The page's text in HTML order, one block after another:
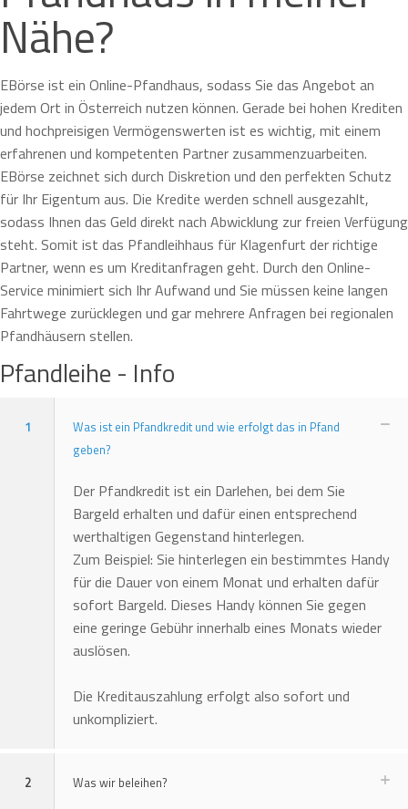
Nähe?
EBörse ist ein Online-Pfandhaus, sodass Sie das Angebot an
jedem Ort in Österreich nutzen können. Gerade bei hohen Krediten
und hochpreisigen Vermögenswerten ist es wichtig, mit einem
erfahrenen und kompetenten Partner zusammenzuarbeiten.
EBörse zeichnet sich durch Diskretion und den perfekten Schutz
für Ihr Eigentum aus. Die Kredite werden schnell ausgezahlt,
sodass Ihnen das Geld direkt nach Abwicklung zur freien Verfügung
steht. Somit ist das Pfandleihhaus für Klagenfurt der richtige
Partner, wenn es um Kreditanfragen geht. Durch den Online-
Service minimiert sich Ihr Aufwand und Sie müssen keine langen
Fahrtwege zurücklegen und gar mehrere Anfragen bei regionalen
Pfandhäusern stellen.
Pfandleihe - Info
1
Was ist ein Pfandkredit und wie erfolgt das in Pfand
geben?
Der Pfandkredit ist ein Darlehen, bei dem Sie
Bargeld erhalten und dafür einen entsprechend
werthaltigen Gegenstand hinterlegen.
Zum Beispiel: Sie hinterlegen ein bestimmtes Handy
für die Dauer von einem Monat und erhalten dafür
sofort Bargeld. Dieses Handy können Sie gegen
eine geringe Gebühr innerhalb eines Monats wieder
auslösen.
Die Kreditauszahlung erfolgt also sofort und
unkompliziert.
2 Was wir beleihen?